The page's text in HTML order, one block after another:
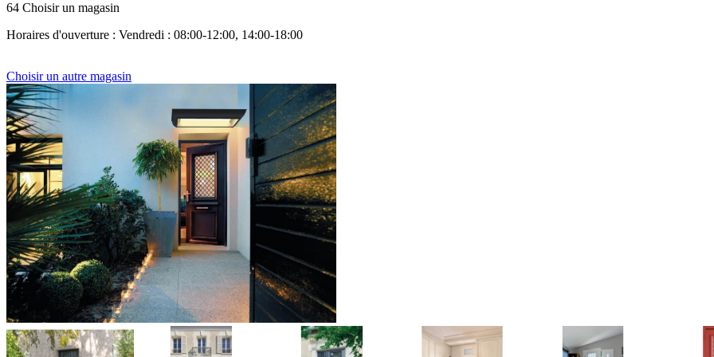
64 Choisir un magasin
Horaires d'ouverture : Vendredi : 08:00-12:00, 14:00-18:00
Choisir un autre magasin